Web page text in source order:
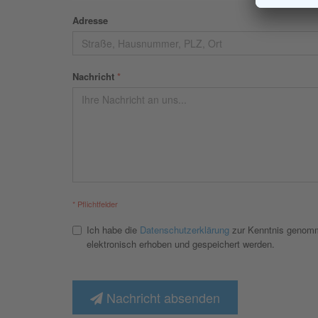
Adresse
Nachricht *
* Pflichtfelder
Ich habe die Datenschutzerklärung zur Kenntnis
elektronisch erhoben und gespeichert werden.
Nachricht absenden